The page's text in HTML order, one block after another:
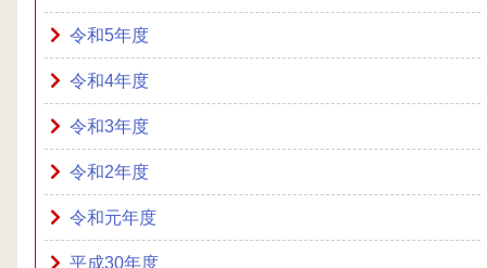
令和5年度
令和4年度
令和3年度
令和2年度
令和元年度
平成30年度